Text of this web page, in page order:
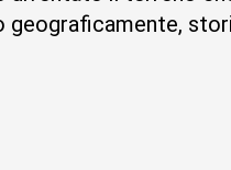
geograficamente,